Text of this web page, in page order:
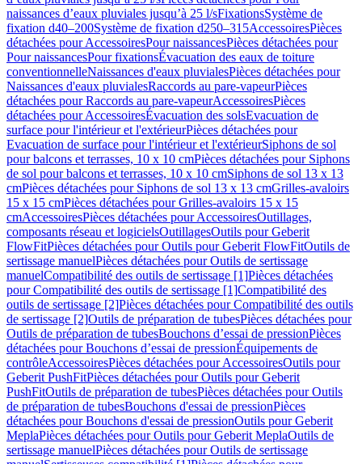
naissances d’eaux pluviales jusqu’à 25 l/sFixationsSystème de
fixation d40–200Système de fixation d250–315AccessoiresPièces
détachées pour AccessoiresPour naissancesPièces détachées pour
Pour naissancesPour fixationsÉvacuation des eaux de toiture
conventionnelleNaissances d'eaux pluvialesPièces détachées pour
Naissances d'eaux pluvialesRaccords au pare-vapeurPièces
détachées pour Raccords au pare-vapeurAccessoiresPièces
détachées pour AccessoiresÉvacuation des solsEvacuation de
surface pour l'intérieur et l'extérieurPièces détachées pour
Evacuation de surface pour l'intérieur et l'extérieurSiphons de sol
pour balcons et terrasses, 10 x 10 cmPièces détachées pour Siphons
de sol pour balcons et terrasses, 10 x 10 cmSiphons de sol 13 x 13
cmPièces détachées pour Siphons de sol 13 x 13 cmGrilles-avaloirs
15 x 15 cmPièces détachées pour Grilles-avaloirs 15 x 15
cmAccessoiresPièces détachées pour AccessoiresOutillages,
composants réseau et logicielsOutillagesOutils pour Geberit
FlowFitPièces détachées pour Outils pour Geberit FlowFitOutils de
sertissage manuelPièces détachées pour Outils de sertissage
manuelCompatibilité des outils de sertissage [1]Pièces détachées
pour Compatibilité des outils de sertissage [1]Compatibilité des
outils de sertissage [2]Pièces détachées pour Compatibilité des outils
de sertissage [2]Outils de préparation de tubesPièces détachées pour
Outils de préparation de tubesBouchons d’essai de pressionPièces
détachées pour Bouchons d’essai de pressionÉquipements de
contrôleAccessoiresPièces détachées pour AccessoiresOutils pour
Geberit PushFitPièces détachées pour Outils pour Geberit
PushFitOutils de préparation de tubesPièces détachées pour Outils
de préparation de tubesBouchons d'essai de pressionPièces
détachées pour Bouchons d'essai de pressionOutils pour Geberit
MeplaPièces détachées pour Outils pour Geberit MeplaOutils de
sertissage manuelPièces détachées pour Outils de sertissage